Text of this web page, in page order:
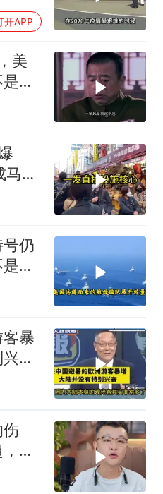
开APP
美
来
蜂
仍
中
暴
他